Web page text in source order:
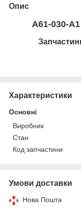
Опис
А61-030-
Характеристики
Основні
Виробник
Стан
Код запчастини
Умови доставки
Нова Пошта